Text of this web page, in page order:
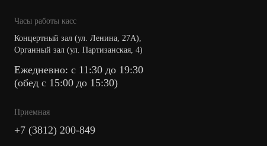
Часы работы касс
Концертный зал (ул. Ленина, 27А),
Органный зал (ул. Партизанская, 4)
Ежедневно: с 11:30 до 19:30
(обед с 15:00 до 15:30)
Приемная
+7 (3812) 200-849